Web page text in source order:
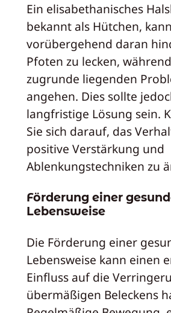
Ein elisabethanisches
bekannt als Hütchen,
vorübergehend daran
Pfoten zu lecken,
zugrunde liegenden
angehen. Dies sollte
langfristige Lösung sein.
Sie sich darauf, das
positive Verstärkung und
Ablenkungstechniken zu
Förderung einer
Lebensweise
Die Förderung einer
Lebensweise kann einen
Einfluss auf die
übermäßigen Beleckens